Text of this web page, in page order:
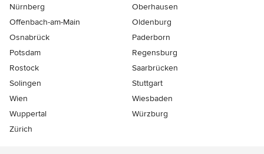
Nürnberg
Oberhausen
Offenbach-am-Main
Oldenburg
Osnabrück
Paderborn
Potsdam
Regensburg
Rostock
Saarbrücken
Solingen
Stuttgart
Wien
Wiesbaden
Wuppertal
Würzburg
Zürich